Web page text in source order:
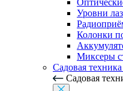
Уровни
Колонки
Миксеры
Садовая
Садовая